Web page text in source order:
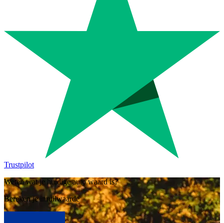
Trustpilot
Weten wat je huidige auto waard is?
Bereken je inruilwaarde